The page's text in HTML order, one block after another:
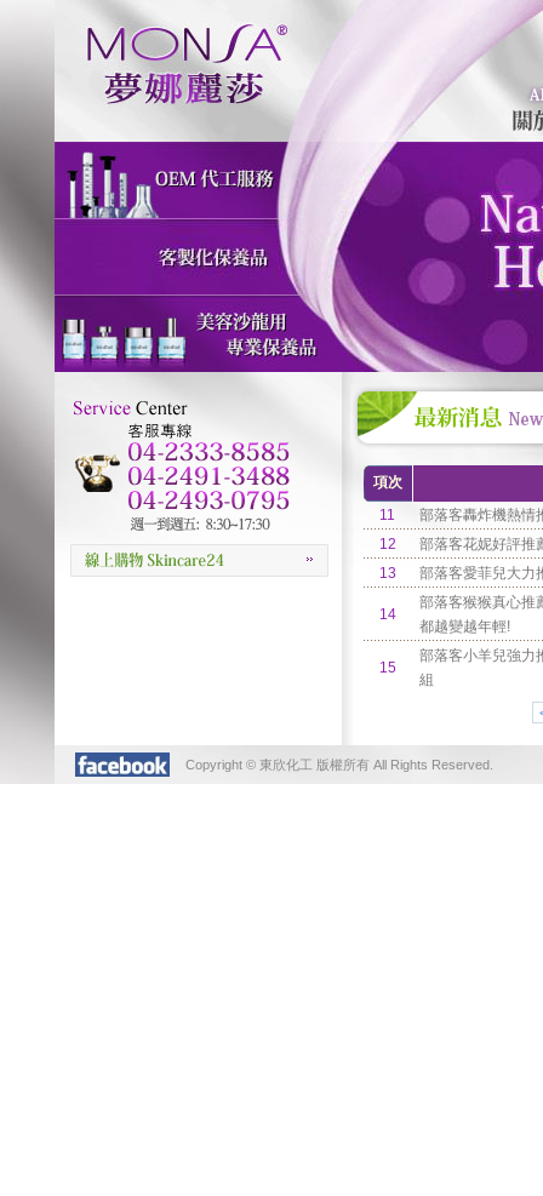
項次
11
部落客轟炸機熱情
12
部落客花妮好評推
13
部落客愛菲兒大力
14
部落客猴猴真心推
都越變越年輕!
15
部落客小羊兒強力
組
Copyright © 東欣化工 版權所有 All Rights Reserved.